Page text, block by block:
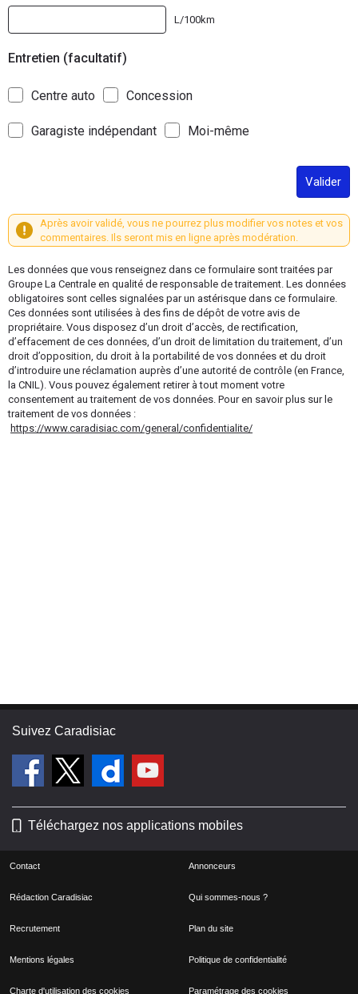
L/100km
Entretien (facultatif)
Centre auto Concession
Garagiste indépendant Moi-même
Valider
Après avoir validé, vous ne pourrez plus modifier vos notes et vos
commentaires. Ils seront mis en ligne après modération.
Les données que vous renseignez dans ce formulaire sont traitées par
Groupe La Centrale en qualité de responsable de traitement. Les données
obligatoires sont celles signalées par un astérisque dans ce formulaire.
Ces données sont utilisées à des fins de dépôt de votre avis de
propriétaire. Vous disposez d’un droit d’accès, de rectification,
d’effacement de ces données, d’un droit de limitation du traitement, d’un
droit d’opposition, du droit à la portabilité de vos données et du droit
d’introduire une réclamation auprès d’une autorité de contrôle (en France,
la CNIL). Vous pouvez également retirer à tout moment votre
consentement au traitement de vos données. Pour en savoir plus sur le
traitement de vos données :
https://www.caradisiac.com/general/confidentialite/
Suivez Caradisiac
Téléchargez nos applications mobiles
Contact Annonceurs
Rédaction Caradisiac Qui sommes-nous ?
Recrutement Plan du site
Mentions légales Politique de confidentialité
Charte d'utilisation des cookies Paramétrage des cookies